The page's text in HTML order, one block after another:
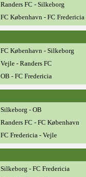
Randers FC - Silkeborg
FC København - FC Fredericia
FC København - Silkeborg
Vejle - Randers FC
OB - FC Fredericia
Silkeborg - OB
Randers FC - FC København
FC Fredericia - Vejle
Silkeborg - FC Fredericia